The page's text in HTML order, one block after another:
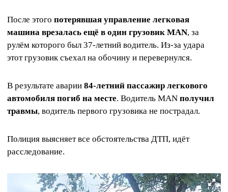
После этого потерявшая управление легковая
машина врезалась ещё в один грузовик MAN, за
рулём которого был 37-летний водитель. Из-за удара
этот грузовик съехал на обочину и перевернулся.
В результате аварии 84-летний пассажир легкового
автомобиля погиб на месте. Водитель MAN получил
травмы, водитель первого грузовика не пострадал.
Полиция выясняет все обстоятельства ДТП, идёт
расследование.